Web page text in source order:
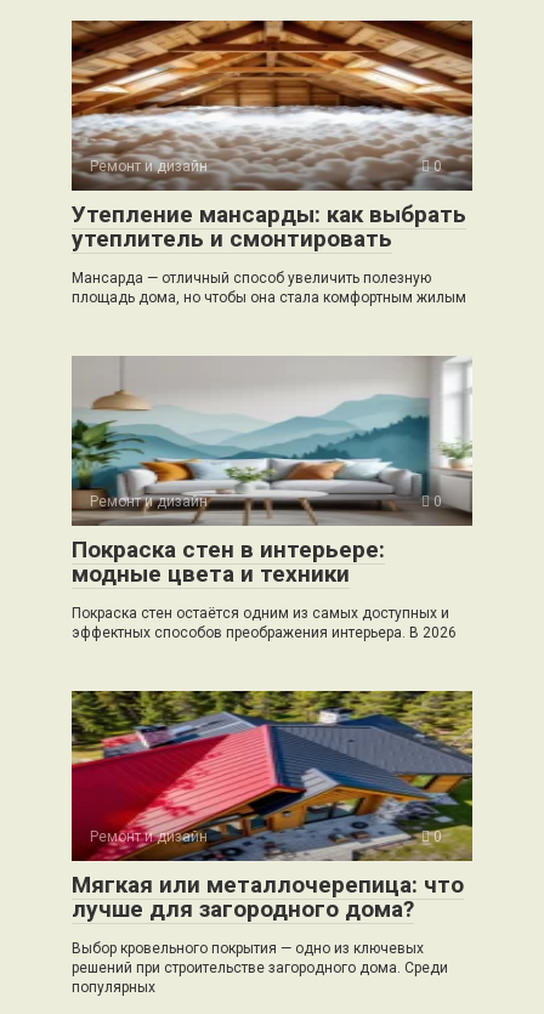
Ремонт и дизайн 0
Утепление мансарды: как выбрать
утеплитель и смонтировать
Мансарда — отличный способ увеличить полезную
площадь дома, но чтобы она стала комфортным жилым
Ремонт и дизайн 0
Покраска стен в интерьере:
модные цвета и техники
Покраска стен остаётся одним из самых доступных и
эффектных способов преображения интерьера. В 2026
Ремонт и дизайн 0
Мягкая или металлочерепица: что
лучше для загородного дома?
Выбор кровельного покрытия — одно из ключевых
решений при строительстве загородного дома. Среди
популярных